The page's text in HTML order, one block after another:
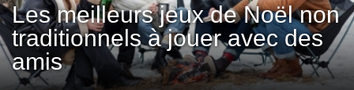
Les meilleurs jeux de Noël non
traditionnels à jouer avec des
amis